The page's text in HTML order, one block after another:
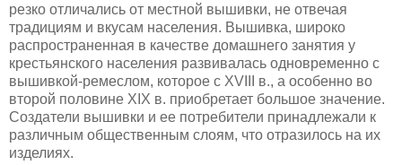
резко отличались от местной вышивки, не отвечая
традициям и вкусам населения. Вышивка, широко
распространенная в качестве домашнего занятия у
крестьянского населения развивалась одновременно с
вышивкой-ремеслом, которое с XVIII в., а особенно во
второй половине XIX в. приобретает большое значение.
Создатели вышивки и ее потребители принадлежали к
различным общественным слоям, что отразилось на их
изделиях.